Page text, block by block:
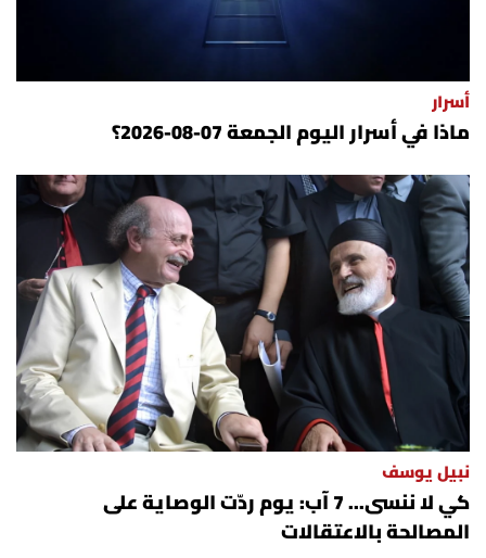
أسرار
ماذا في أسرار اليوم الجمعة 07-08-2026؟
نبيل يوسف
كي لا ننسى... 7 آب: يوم ردّت الوصاية على
المصالحة بالاعتقالات